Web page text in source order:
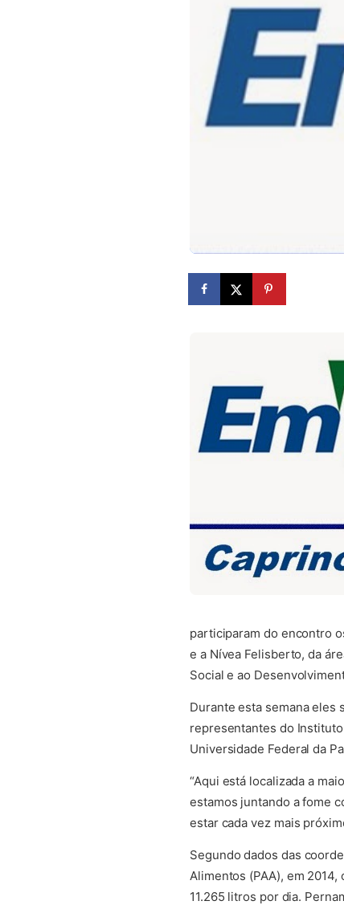
participaram do encontro
e a Nívea Felisberto, da
Social e ao
Durante esta semana eles
representantes do
Universidade Federal da
“Aqui está localizada a mai
estamos juntando a fome
estar cada vez mais
Segundo dados das
Alimentos (PAA), em
11.265 litros por dia.